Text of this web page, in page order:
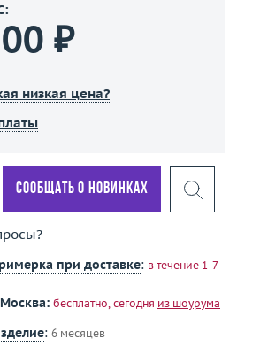
₽
низкая цена?
Сообщать о новинках
при доставке: в течение 1-7
бесплатно, сегодня из шоурума
: 6 месяцев